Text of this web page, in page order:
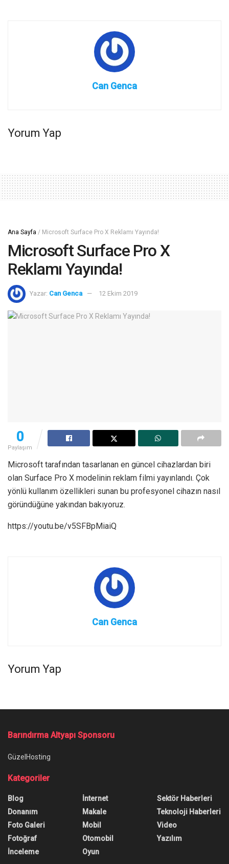
Can Genca
Yorum Yap
Ana Sayfa / Microsoft Surface Pro X Reklamı Yayında!
Microsoft Surface Pro X
Reklamı Yayında!
Yazar: Can Genca 12 Ekim 2019
0
Paylaşım
Microsoft tarafından tasarlanan en güncel cihazlardan biri
olan Surface Pro X modelinin reklam filmi yayınlandı. Çok
yönlü kullanım özellikleri sunan bu profesyonel cihazın nasıl
göründüğüne yakından bakıyoruz.
https://youtu.be/v5SFBpMiaiQ
Can Genca
Yorum Yap
Barındırma Altyapı Sponsoru
GüzelHosting
Kategoriler
Blog
Donanım
Foto Galeri
Fotoğraf
İnceleme
İnternet
Makale
Mobil
Otomobil
Oyun
Sektör Haberleri
Teknoloji Haberleri
Video
Yazılım